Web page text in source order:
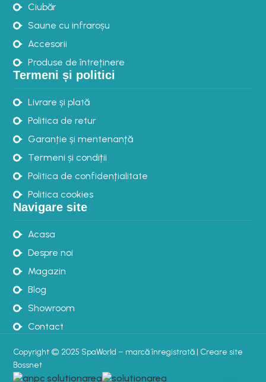
Ciubăr
Saune cu infraroșu
Accesorii
Produse de întreținere
Termeni și politici
Livrare și plată
Politica de retur
Garanție și mentenanță
Termeni și condiții
Politica de confidențialitate
Politica cookies
Navigare site
Acasa
Despre noi
Magazin
Blog
Showroom
Contact
Copyright © 2025 SpaWorld – marcă înregistrată | Creare site
Bossnet